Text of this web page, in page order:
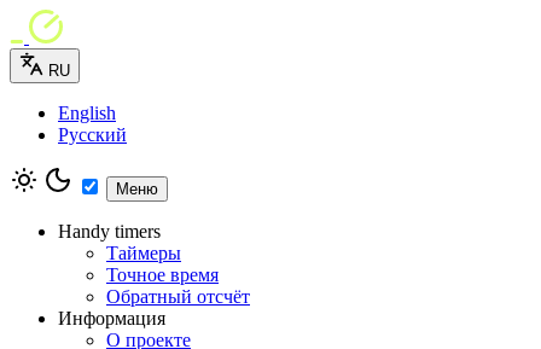
RU
English
Русский
Меню
Handy timers
Таймеры
Точное время
Обратный отсчёт
Информация
О проекте